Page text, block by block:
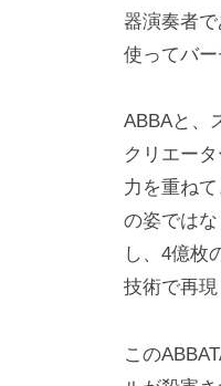
器演奏者
使ってバー
ABBAと、
クリエー
力を重ね
の姿では
し、4億枚
技術で再現
この